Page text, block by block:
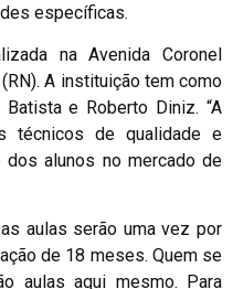
específicas.
na Avenida Coronel
A instituição tem como
e Roberto Diniz. “A
técnicos de qualidade e
alunos no mercado de
aulas serão uma vez por
de 18 meses. Quem se
aulas aqui mesmo. Para